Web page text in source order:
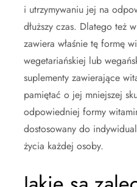
i utrzymywaniu jej na
dłuższy czas. Dlatego też
zawiera właśnie tę formę
wegetariańskiej lub
suplementy zawierające
pamiętać o jej mniejszej
odpowiedniej formy
dostosowany do
życia każdej osoby.